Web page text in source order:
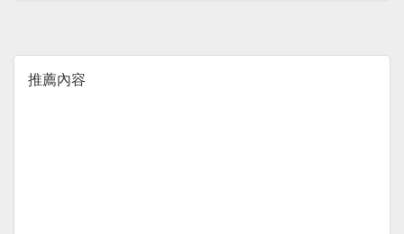
推薦內容